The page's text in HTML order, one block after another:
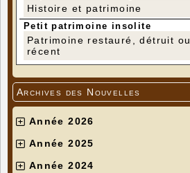
Histoire et patrimoine
Petit patrimoine insolite
Patrimoine restauré, détruit ou
récent
Archives des Nouvelles
Année 2026
Année 2025
Année 2024